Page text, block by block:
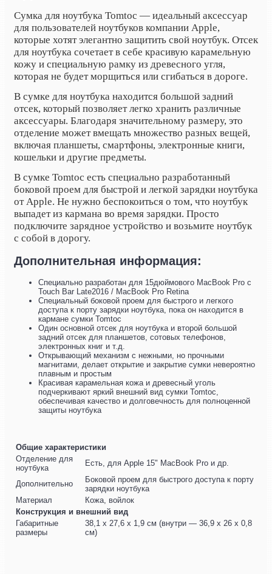
Сумка для ноутбука Tomtoc — идеальный аксессуар
для пользователей ноутбуков компании Apple,
которые хотят элегантно защитить свой ноутбук. Отсек
для ноутбука сочетает в себе красивую карамельную
кожу и специальную рамку из древесного угля,
которая не будет морщиться или сгибаться в дороге.
В сумке для ноутбука находится большой задний
отсек, который позволяет легко хранить различные
аксессуары. Благодаря значительному размеру, это
отделение может вмещать множество разных вещей,
включая планшеты, смартфоны, электронные книги,
кошельки и другие предметы.
В сумке Tomtoc есть специально разработанный
боковой проем для быстрой и легкой зарядки ноутбука
от Apple. Не нужно беспокоиться о том, что ноутбук
выпадет из кармана во время зарядки. Просто
подключите зарядное устройство и возьмите ноутбук
с собой в дорогу.
Дополнительная информация:
Специально разработан для 15дюймового MacBook Pro с
Touch Bar Late2016 / MacBook Pro Retina
Специальный боковой проем для быстрого и легкого
доступа к порту зарядки ноутбука, пока он находится в
кармане сумки Tomtoc
Один основной отсек для ноутбука и второй большой
задний отсек для планшетов, сотовых телефонов,
электронных книг и т.д.
Открывающий механизм с нежными, но прочными
магнитами, делает открытие и закрытие сумки невероятно
плавным и простым
Красивая карамельная кожа и древесный уголь
подчеркивают яркий внешний вид сумки Tomtoc,
обеспечивая качество и долговечность для полноценной
защиты ноутбука
Общие характеристики
Отделение для
ноутбука
Есть, для Apple 15" MacBook Pro и др.
Дополнительно
Боковой проем для быстрого доступа к порту
зарядки ноутбука
Материал
Кожа, войлок
Конструкция и внешний вид
Габаритные
размеры
38,1 х 27,6 х 1,9 см (внутри — 36,9 х 26 х 0,8
см)